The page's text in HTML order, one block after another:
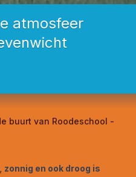
atmosfeer
buurt van Roodeschool -
en ook droog is